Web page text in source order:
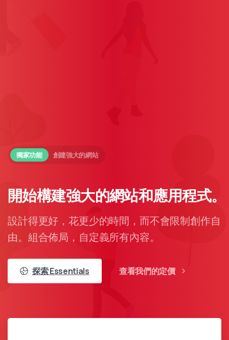
獨家功能 創建強大的網站
開始構建強大的網站和應用程式。
設計得更好，花更少的時間，而不會限制創作自
由。組合佈局，自定義所有內容。
探索 Essentials 查看我們的定價